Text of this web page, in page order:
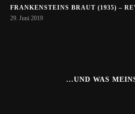
FRANKENSTEINS BRAUT (1935) –
29. Juni 2019
...UND WAS